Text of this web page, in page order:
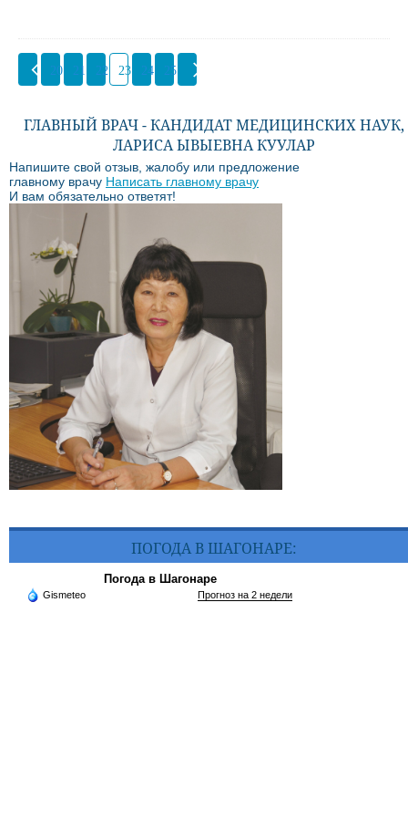
20 21 22 23 24 25
ГЛАВНЫЙ ВРАЧ - КАНДИДАТ МЕДИЦИНСКИХ НАУК,
ЛАРИСА ЫВЫЕВНА КУУЛАР
Напишите свой отзыв, жалобу или предложение
главному врачу Написать главному врачу
И вам обязательно ответят!
ПОГОДА В ШАГОНАРЕ:
Погода в Шагонаре
Gismeteo Прогноз на 2 недели